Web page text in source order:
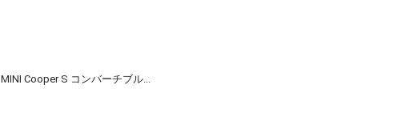
MINI Cooper S コンバーチブル...